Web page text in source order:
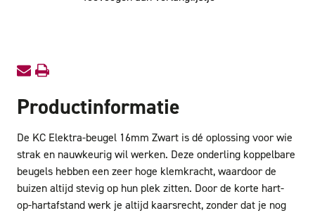
Productinformatie
De KC Elektra-beugel 16mm Zwart is dé oplossing voor wie
strak en nauwkeurig wil werken. Deze onderling koppelbare
beugels hebben een zeer hoge klemkracht, waardoor de
buizen altijd stevig op hun plek zitten. Door de korte hart-
op-hartafstand werk je altijd kaarsrecht, zonder dat je nog